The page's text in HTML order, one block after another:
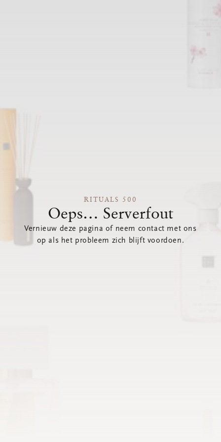
RITUALS 500
Oeps… Serverfout
Vernieuw deze pagina of neem contact met ons
op als het probleem zich blijft voordoen.